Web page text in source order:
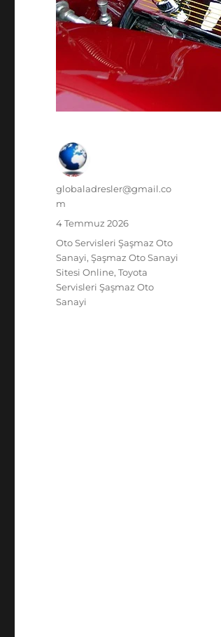
Yazar
globaladresler@gmail.co
m
Yayın
4 Temmuz 2026
Kategoriler
Oto Servisleri Şaşmaz Oto
Sanayi,Şaşmaz Oto Sanayi
Sitesi Online,Toyota
Servisleri Şaşmaz Oto
Sanayi